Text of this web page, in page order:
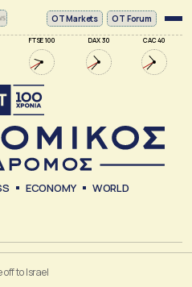
FTSE 100 DAX 30 CAC 40
ΟΤ Markets OT Forum
ECONOMY WORLD
off to Israel